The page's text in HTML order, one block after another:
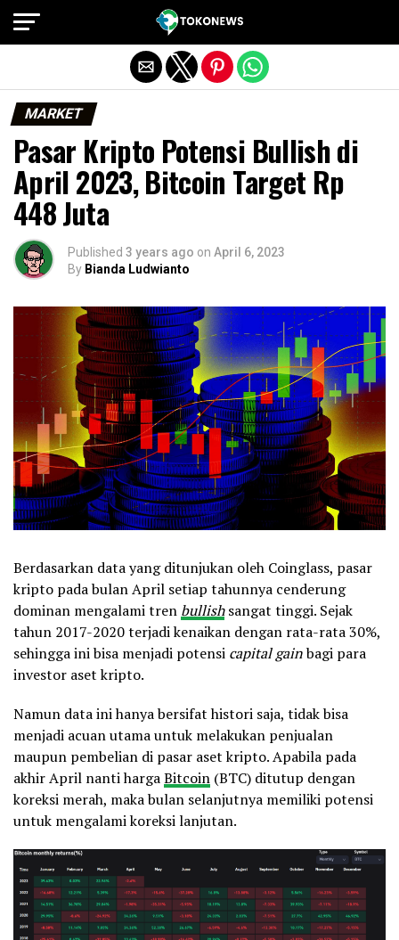
MARKET
Pasar Kripto Potensi Bullish di
April 2023, Bitcoin Target Rp
448 Juta
Published 3 years ago on April 6, 2023
By Bianda Ludwianto
Berdasarkan data yang ditunjukan oleh Coinglass, pasar
kripto pada bulan April setiap tahunnya cenderung
dominan mengalami tren bullishsangat tinggi. Sejak
tahun 2017-2020 terjadi kenaikan dengan rata-rata 30%,
sehingga ini bisa menjadi potensi capital gainbagi para
investor aset kripto.
Namun data ini hanya bersifat histori saja, tidak bisa
menjadi acuan utama untuk melakukan penjualan
maupun pembelian di pasar aset kripto. Apabila pada
akhir April nanti hargaBitcoin (BTC) ditutup dengan
koreksi merah, maka bulan selanjutnya memiliki potensi
untuk mengalami koreksi lanjutan.
Exit mobile version